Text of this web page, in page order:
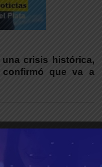
crisis histórica,
confirmó que va a